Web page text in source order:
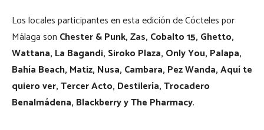
Los locales participantes en esta edición de Cócteles por
Málaga son Chester & Punk, Zas, Cobalto 15, Ghetto,
Wattana, La Bagandi, Siroko Plaza, Only You, Palapa,
Bahía Beach, Matiz, Nusa, Cambara, Pez Wanda, Aquí te
quiero ver, Tercer Acto, Destilería, Trocadero
Benalmádena, Blackberry y The Pharmacy.